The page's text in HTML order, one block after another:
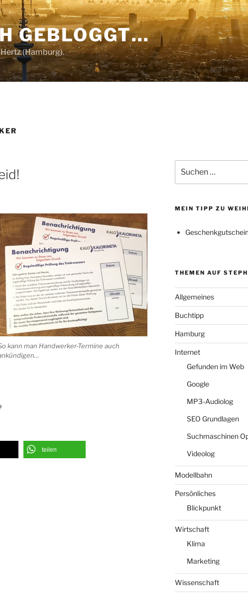
GEBLOGGT…
(Hamburg).
kann man Handwerker-Termine auch
teilen
nach:
MEIN TIPP ZU
THEMEN AUF
Allgemeines
Buchtipp
Hamburg
Internet
Gefunden im Web
Google
MP3-Audiolog
SEO Grundlagen
Suchmaschinen
Videolog
Modellbahn
Persönliches
Blickpunkt
Wirtschaft
Klima
Marketing
Wissenschaft